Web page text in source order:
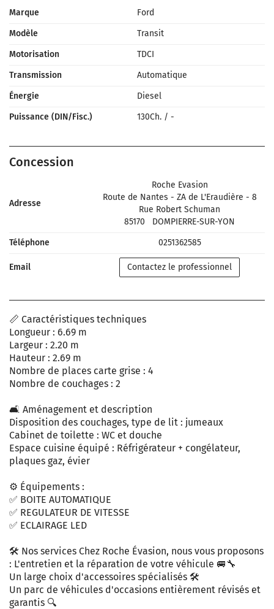
Marque
Ford
Modèle
Transit
Motorisation
TDCI
Transmission
Automatique
Énergie
Diesel
Puissance (DIN/Fisc.)
130Ch. / -
Concession
Adresse
Roche Evasion
Route de Nantes - ZA de L'Eraudière - 8
Rue Robert Schuman
85170
DOMPIERRE-SUR-YON
Téléphone
0251362585
Email Contactez le professionnel
📏 Caractéristiques techniques
Longueur : 6.69 m
Largeur : 2.20 m
Hauteur : 2.69 m
Nombre de places carte grise : 4
Nombre de couchages : 2
🛋️ Aménagement et description
Disposition des couchages, type de lit : jumeaux
Cabinet de toilette : WC et douche
Espace cuisine équipé : Réfrigérateur + congélateur,
plaques gaz, évier
⚙️ Équipements :
✅ BOITE AUTOMATIQUE
✅ REGULATEUR DE VITESSE
✅ ECLAIRAGE LED
🛠️ Nos services Chez Roche Évasion, nous vous proposons
: L'entretien et la réparation de votre véhicule 🚐🔧
Un large choix d'accessoires spécialisés 🛠️
Un parc de véhicules d'occasions entièrement révisés et
garantis 🔍